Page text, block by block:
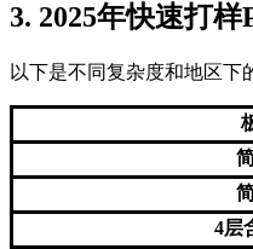
3. 2025年快速打
以下是不同复杂度和地区下
4层